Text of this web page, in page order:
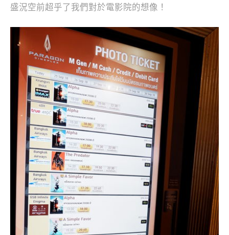
盛況空前超乎了我們對於電影院的想像！